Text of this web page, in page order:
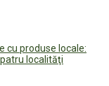
cu produse locale:
localităţi